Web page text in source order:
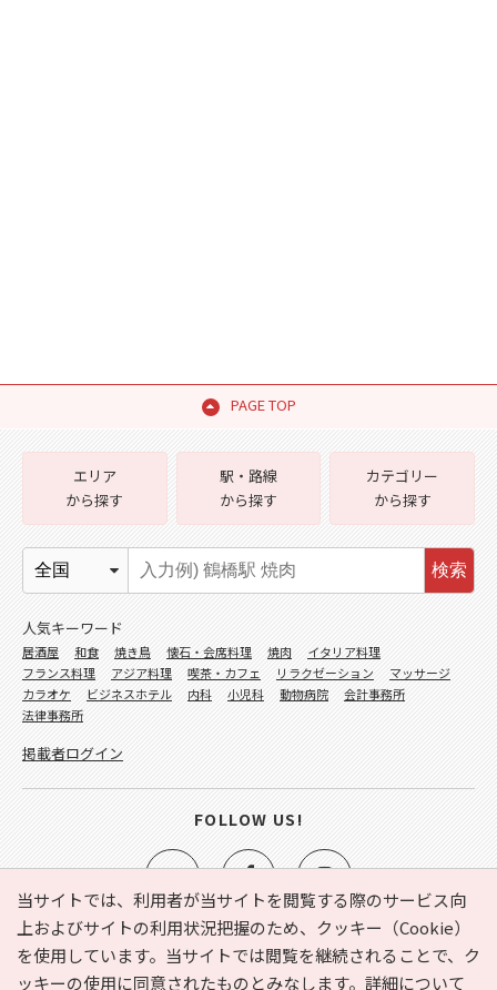
PAGE TOP
当サイトでは、利用者が当サイトを閲覧する際のサービス向
上およびサイトの利用状況把握のため、クッキー（Cookie）
を使用しています。当サイトでは閲覧を継続されることで、ク
ッキーの使用に同意されたものとみなします。詳細について
e-NAVITA（イーナビタ）とは？ お気に入り
ヘルプ
エリア
から探す
駅・路線
から探す
カテゴリー
から探す
検索
人気キーワード
居酒屋 和食 焼き鳥 懐石・会席料理 焼肉
イタリア料理
フランス料理
アジア料理 喫茶・カフェ リラクゼーション
マッサージ
カラオケ
ビジネスホテル 内科 小児科 動物病院
会計事務所
法律事務所
掲載者ログイン
FOLLOW US!